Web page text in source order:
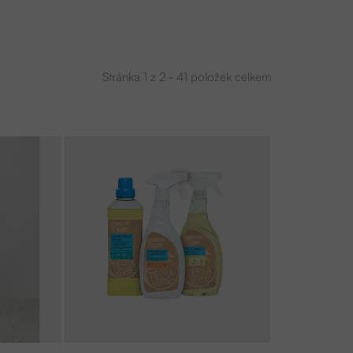
Stránka 1 z 2 41 položek celkem